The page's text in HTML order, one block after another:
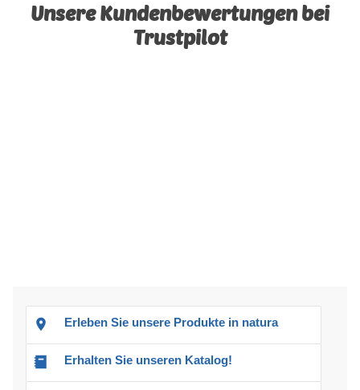
Unsere Kundenbewertungen bei
Trustpilot
Erleben Sie unsere Produkte in natura
Erhalten Sie unseren Katalog!